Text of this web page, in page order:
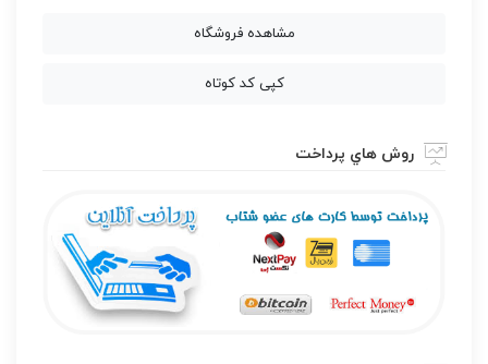
مشاهده فروشگاه
کپی کد کوتاه
روش هاي پرداخت